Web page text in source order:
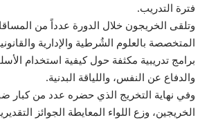
فترة التدريب.
وتلقى الخريجون خلال الدورة عدداً من
المتخصصة بالعلوم الشُرطية والإدارية
برامج تدريبية مكثفة حول كيفية استخدام
والدفاع عن النفس، واللياقة البدنية.
وفي نهاية التخريج الذي حضره عدد من كبار
الخريجين، وزع اللواء المعايطة الجوائز